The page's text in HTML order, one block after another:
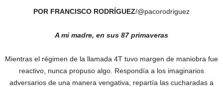
POR FRANCISCO RODRÍGUEZ/@pacorodriguez
A mi madre, en sus 87 primaveras
Mientras el régimen de la llamada 4T tuvo margen de maniobra fue
reactivo, nunca propuso algo. Respondía a los imaginarios
adversarios de una manera vengativa, repartía las cucharadas a